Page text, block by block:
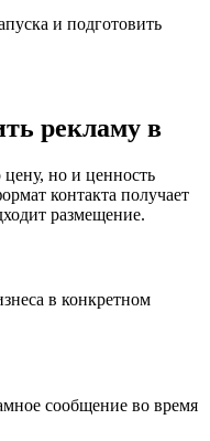
и подготовить
рекламу в
цену, но и ценность
контакта получает
размещение.
в конкретном
сообщение во время